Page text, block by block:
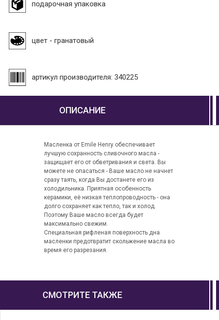
подарочная упаковка
цвет - гранатовый
артикул производителя: 340225
ОПИСАНИЕ
Масленка от Emile Henry обеспечивает
лучшую сохранность сливочного масла -
защищает его от обветривания и света. Вы
можете не опасаться - Ваше масло не начнет
сразу таять, когда Вы достанете его из
холодильника. Приятная особенность
керамики, её низкая теплопроводность - она
долго сохраняет как тепло, так и холод.
Поэтому Ваше масло всегда будет
максимально свежим.
Специальная рифленая поверхность дна
масленки предотвратит скольжение масла во
время его разрезания.
СМОТРИТЕ ТАКЖЕ